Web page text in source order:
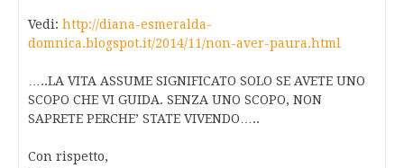
Vedi: http://diana-esmeralda-
domnica.blogspot.it/2014/11/non-aver-paura.html
…..LA VITA ASSUME SIGNIFICATO SOLO SE AVETE UNO
SCOPO CHE VI GUIDA. SENZA UNO SCOPO, NON
SAPRETE PERCHE’ STATE VIVENDO…..
Con rispetto,